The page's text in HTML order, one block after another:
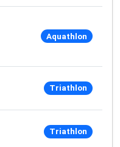
Aquathlon
Triathlon
Triathlon